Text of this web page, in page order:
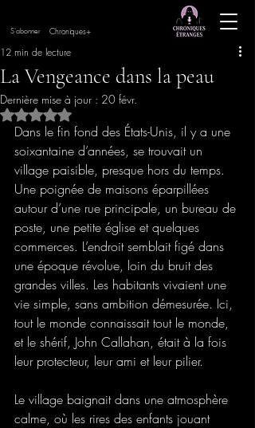
S'abonner Chroniques+
La Vengeance dans la peau
12 min de lecture
Dernière mise à jour : 20 févr.
Noté NaN étoiles sur 5.
Dans le fin fond des États-Unis, il y a une
soixantaine d’années, se trouvait un
village paisible, presque hors du temps.
Une poignée de maisons éparpillées
autour d’une rue principale, un bureau de
poste, une petite église et quelques
commerces. L’endroit semblait figé dans
une époque révolue, loin du bruit des
grandes villes. Les habitants vivaient une
vie simple, sans ambition démesurée. Ici,
tout le monde connaissait tout le monde,
et le shérif, John Callahan, était à la fois
leur protecteur, leur ami et leur pilier.
Le village baignait dans une atmosphère
calme, où les rires des enfants jouant